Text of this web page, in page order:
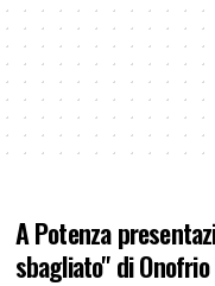
A Potenza
sbagliato" di Onofrio